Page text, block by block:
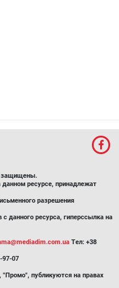
защищены.
ресурсе, принадлежат
разрешения
данного ресурса, гиперссылка на
Тел: +38
97-07
публикуются на правах